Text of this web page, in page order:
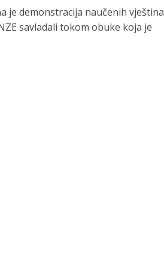
je demonstracija naučenih vještina
savladali tokom obuke koja je